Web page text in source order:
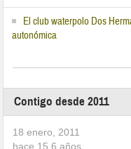
El club waterpolo Dos
autonómica
Contigo desde 2011
18 enero, 2011
hace 15,6 años.